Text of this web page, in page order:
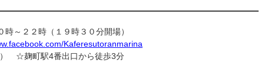
～２２時（１９時３０分開場）
Kaferesutoranmarina
） ☆麹町駅4番出口から徒歩3分